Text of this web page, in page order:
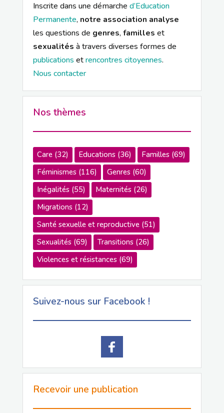
Inscrite dans une démarche d’Education
Permanente, notre association analyse
les questions de genres,familles et
sexualités à travers diverses formes de
publications etrencontres citoyennes.
Nous contacter
Nos thèmes
Care(32) Educations(36) Familles(69)
Féminismes(116) Genres(60)
Inégalités(55) Maternités(26)
Migrations(12)
Santé sexuelle et reproductive(51)
Sexualités(69) Transitions(26)
Violences et résistances(69)
Suivez-nous sur Facebook !
Recevoir une publication